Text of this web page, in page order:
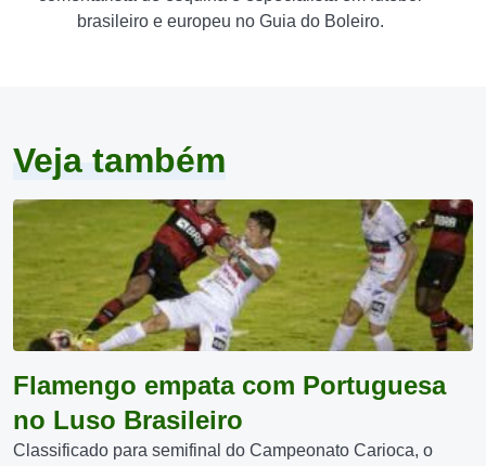
brasileiro e europeu no Guia do Boleiro.
Veja também
Flamengo empata com Portuguesa
no Luso Brasileiro
Classificado para semifinal do Campeonato Carioca, o